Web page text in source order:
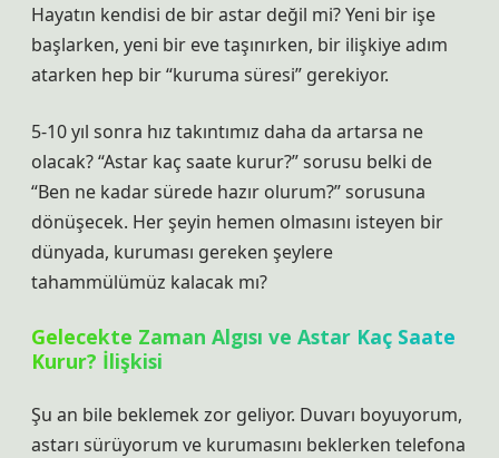
Hayatın kendisi de bir astar değil mi? Yeni bir işe
başlarken, yeni bir eve taşınırken, bir ilişkiye adım
atarken hep bir “kuruma süresi” gerekiyor.
5-10 yıl sonra hız takıntımız daha da artarsa ne
olacak? “Astar kaç saate kurur?” sorusu belki de
“Ben ne kadar sürede hazır olurum?” sorusuna
dönüşecek. Her şeyin hemen olmasını isteyen bir
dünyada, kuruması gereken şeylere
tahammülümüz kalacak mı?
Gelecekte Zaman Algısı ve Astar Kaç Saate
Kurur? İlişkisi
Şu an bile beklemek zor geliyor. Duvarı boyuyorum,
astarı sürüyorum ve kurumasını beklerken telefona